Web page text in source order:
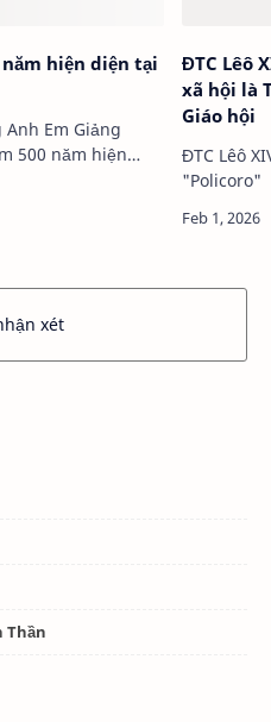
hiện diện tại
500 năm hiện
ĐTC Lêô
xã hội là
Giáo hội
ĐTC Lêô
xét
Thần